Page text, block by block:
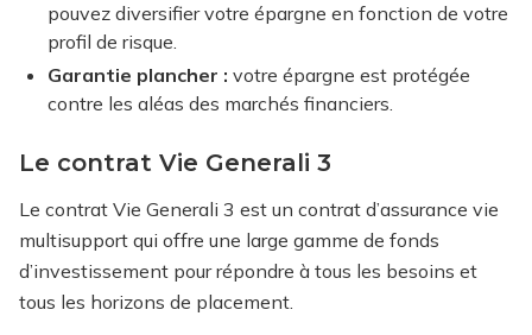
pouvez diversifier votre épargne en fonction de votre
profil de risque.
Garantie plancher : votre épargne est protégée
contre les aléas des marchés financiers.
Le contrat Vie Generali 3
Le contrat Vie Generali 3 est un contrat d’assurance vie
multisupport qui offre une large gamme de fonds
d’investissement pour répondre à tous les besoins et
tous les horizons de placement.